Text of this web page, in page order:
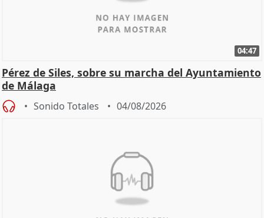
04:47
Pérez de Siles, sobre su marcha del Ayuntamiento
de Málaga
Sonido Totales 04/08/2026